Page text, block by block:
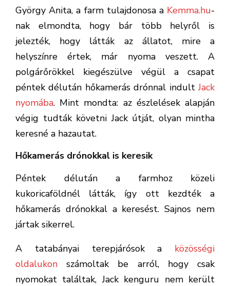
György Anita, a farm tulajdonosa a Kemma.hu-
nak elmondta, hogy bár több helyről is
jelezték, hogy látták az állatot, mire a
helyszínre értek, már nyoma veszett. A
polgárőrökkel kiegészülve végül a csapat
péntek délután hőkamerás drónnal indultJack
nyomába. Mint mondta: az észlelések alapján
végig tudták követni Jack útját, olyan mintha
keresné a hazautat.
Hőkamerás drónokkal is keresik
Péntek délután a farmhoz közeli
kukoricaföldnél látták, így ott kezdték a
hőkamerás drónokkal a keresést. Sajnos nem
jártak sikerrel.
A tatabányai terepjárósok a közösségi
oldalukon számoltak be arról, hogy csak
nyomokat találtak, Jack kenguru nem került